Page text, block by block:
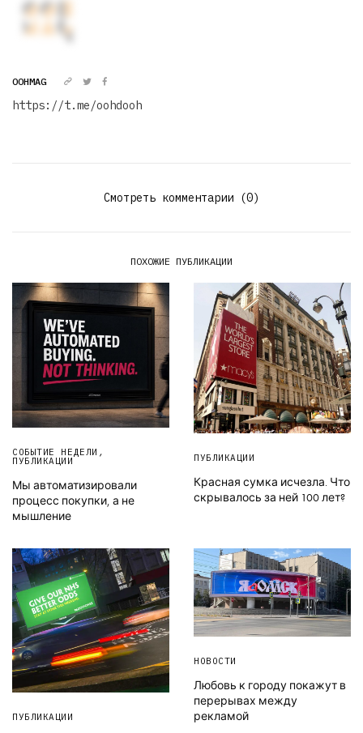
OOHMAG
https://t.me/oohdooh
Смотреть комментарии (0)
ПОХОЖИЕ ПУБЛИКАЦИИ
СОБЫТИЕ НЕДЕЛИ ,
ПУБЛИКАЦИИ
Мы автоматизировали
процесс покупки, а не
мышление
ПУБЛИКАЦИИ
Красная сумка исчезла. Что
скрывалось за ней 100 лет?
ПУБЛИКАЦИИ
НОВОСТИ
Любовь к городу покажут в
перерывах между
рекламой